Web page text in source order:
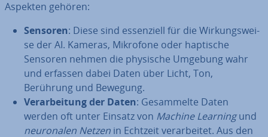
Aspekten gehören:
Sensoren: Diese sind es­sen­zi­ell für die Wir­kungs­wei­
se der AI. Kameras, Mikrofone oder haptische
Sensoren nehmen die physische Umgebung wahr
und erfassen dabei Daten über Licht, Ton,
Berührung und Bewegung.
Ver­ar­bei­tung der Daten: Ge­sam­mel­te Daten
werden oft unter Einsatz von Machine Learningund
neu­ro­na­len Netzen in Echtzeit ver­ar­bei­tet. Aus den